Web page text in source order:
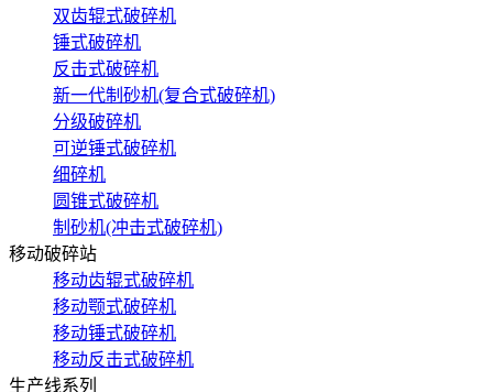
双齿辊式破碎机
锤式破碎机
反击式破碎机
新一代制砂机(复合式破碎机)
分级破碎机
可逆锤式破碎机
细碎机
圆锥式破碎机
制砂机(冲击式破碎机)
移动破碎站
移动齿辊式破碎机
移动颚式破碎机
移动锤式破碎机
移动反击式破碎机
生产线系列